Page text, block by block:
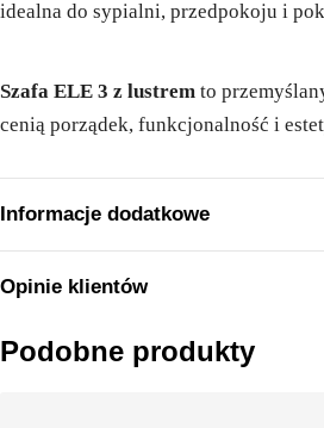
idealna do sypialni, przedpokoju i
Szafa ELE 3 z lustrem to
cenią porządek, funkcjonalność i
Informacje dodatkowe
Opinie klientów
Podobne produkty